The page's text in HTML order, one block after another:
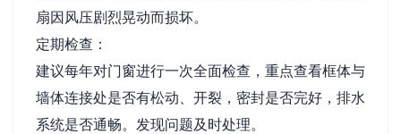
扇因风压剧烈晃动而损坏。
定期检查：
建议每年对门窗进行一次全面检查，重点查看框体与
墙体连接处是否有松动、开裂，密封是否完好，排水
系统是否通畅。发现问题及时处理。